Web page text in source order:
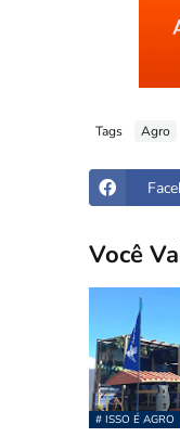
Tags Agro
Você
# ISSO É AGRO